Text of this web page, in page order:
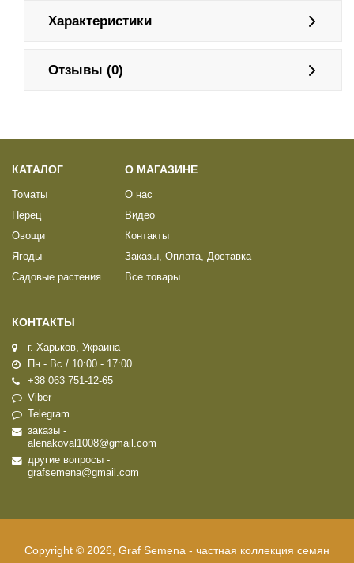
Характеристики
Отзывы (0)
КАТАЛОГ
Томаты
Перец
Овощи
Ягоды
Садовые растения
О МАГАЗИНЕ
О нас
Видео
Контакты
Заказы, Оплата, Доставка
Все товары
КОНТАКТЫ
г. Харьков, Украина
Пн - Вс / 10:00 - 17:00
+38 063 751-12-65
Viber
Telegram
заказы -
alenakoval1008@gmail.com
другие вопросы -
grafsemena@gmail.com
Copyright © 2026, Graf Semena - частная коллекция семян